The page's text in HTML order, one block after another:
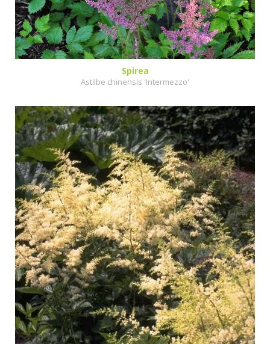
Spirea
Astilbe chinensis 'Intermezzo'